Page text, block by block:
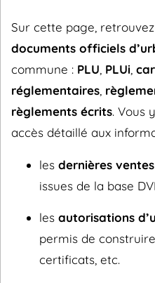
Sur cette page, retrouvez
documents officiels
commune : PLU PLUi
réglementaires
règlements écrits. Vous
accès détaillé aux
les dernières
issues de la base
les autorisations
permis de
certificats, etc.